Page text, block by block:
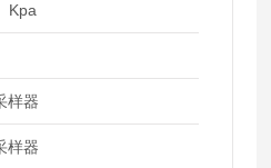
Kpa
样器
样器